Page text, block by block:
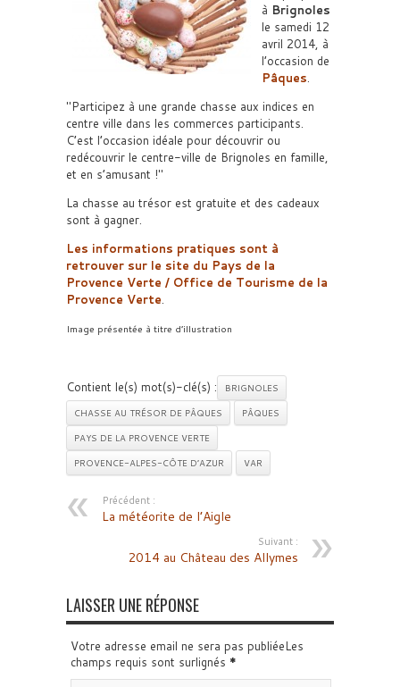
à Brignoles
le samedi 12
avril 2014, à
l’occasion de
Pâques.
Participez à une grande chasse aux indices en
centre ville dans les commerces participants.
C’est l’occasion idéale pour découvrir ou
redécouvrir le centre-ville de Brignoles en famille,
et en s’amusant !
La chasse au trésor est gratuite et des cadeaux
sont à gagner.
Les informations pratiques sont à
retrouver sur le site du Pays de la
Provence Verte / Office de Tourisme de la
Provence Verte.
Image présentée à titre d’illustration
Contient le(s) mot(s)-clé(s) :
BRIGNOLES
CHASSE AU TRÉSOR DE PÂQUES
PÂQUES
PAYS DE LA PROVENCE VERTE
PROVENCE-ALPES-CÔTE D’AZUR
VAR
Précédent :
La météorite de l’Aigle
Suivant :
2014 au Château des Allymes
LAISSER UNE RÉPONSE
Votre adresse email ne sera pas publiéeLes
champs requis sont surlignés *